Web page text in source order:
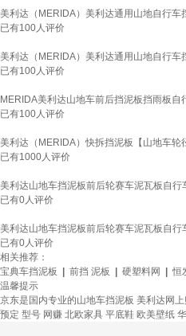
美利达（MERIDA）美利达通用山地自行
已有100人评价
美利达（MERIDA）美利达通用山地自行
已有100人评价
MERIDA美利达山地车前后挡泥板挡雨板
已有100人评价
美利达（MERIDA）快拆挡泥板【山地车轮
已有1000人评价
美利达山地车挡泥板前后轮赛车泥瓦板自
已有0人评价
美利达山地车挡泥板前后轮赛车泥瓦板自
已有0人评价
相关推荐：
宝典车挡泥板
前挡 泥板 硬塑料网 恒
温馨提示
京东是国内专业的山地车挡泥板 美利达网
预定 型号 网赚 北欧家具 平底鞋 欧美壁纸